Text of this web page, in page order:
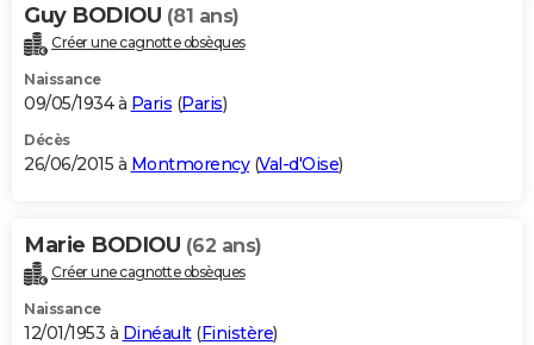
Guy BODIOU (81 ans)
Créer une cagnotte obsèques
Naissance
09/05/1934 à Paris (Paris)
Décès
26/06/2015 à Montmorency(Val-d'Oise)
Marie BODIOU (62 ans)
Créer une cagnotte obsèques
Naissance
12/01/1953 à Dinéault(Finistère)